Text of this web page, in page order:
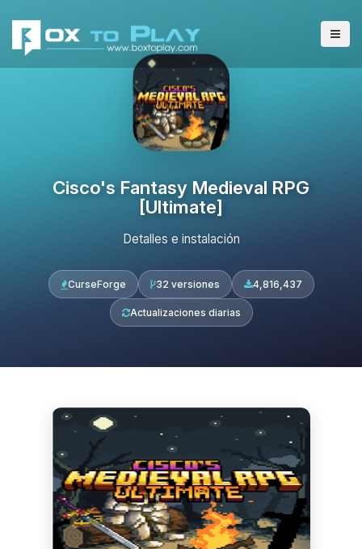
Cisco's Fantasy Medieval RPG
[Ultimate]
Detalles e instalación
CurseForge 32 versiones 4,816,437
Actualizaciones diarias